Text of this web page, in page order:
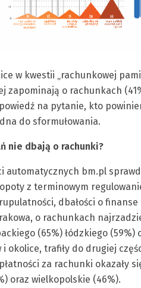
w kwestii „rachunkowej
zapominają o rachunkach
na pytanie, kto
do sformułowania.
nie dbają o rachunki?
automatycznych bm.pl
z terminowym
dbałości o
o rachunkach
(65%) łódzkiego
i okolice, trafiły do drugiej
za rachunki okazały
oraz wielkopolskie (46%).